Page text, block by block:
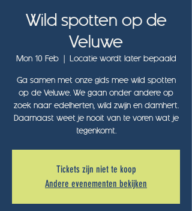
Wild spotten op de
Veluwe
Mon 10 Feb
  |
Locatie wordt later bepaald
Ga samen met onze gids mee wild spotten
op de Veluwe. We gaan onder andere op
zoek naar edelherten, wild zwijn en damhert.
Daarnaast weet je nooit van te voren wat je
tegenkomt.
Tickets zijn niet te koop
Andere evenementen bekijken